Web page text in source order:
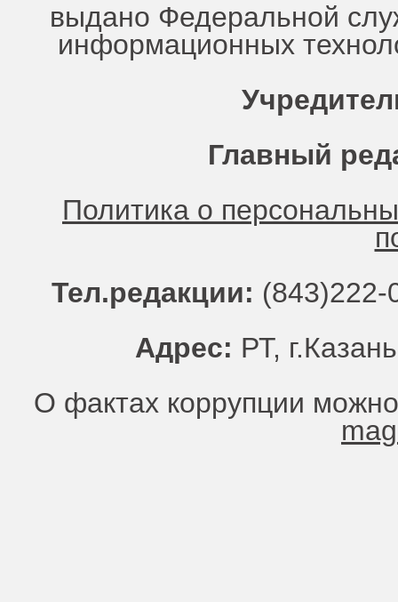
выдано Федеральной
информационных
Главный
Политика о
Тел.редакции:
Адрес: РТ,
О фактах коррупции